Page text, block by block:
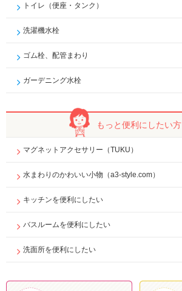
トイレ（便座・タンク）
洗濯機水栓
ゴム栓、配管まわり
ガーデニング水栓
もっと便利に したい方
マグネットアクセサリー（TUKU）
水まわりのかわいい小物（a3-style.com）
キッチンを便利にしたい
バスルームを便利にしたい
洗面所を便利にしたい